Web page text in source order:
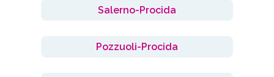
Salerno-Procida
Pozzuoli-Procida